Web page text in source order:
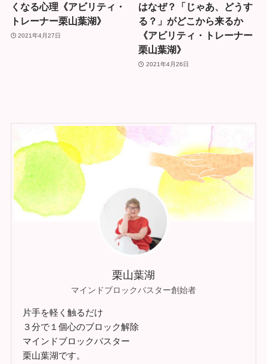
くなる心理《アビリティ・
トレーナー栗山葉湖》
2021年4月27日
はなぜ？「じゃあ、どうす
る？」がどこから来るか
《アビリティ・トレーナー
栗山葉湖》
2021年4月26日
栗山葉湖
マインドブロックバスター創始者
片手を軽く触るだけ
３分で１個心のブロック解除
マインドブロックバスター
栗山葉湖です。